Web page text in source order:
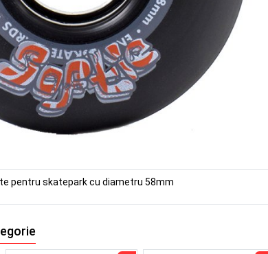
pentru skatepark cu diametru 58mm